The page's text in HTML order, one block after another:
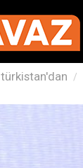
türkistan'dan